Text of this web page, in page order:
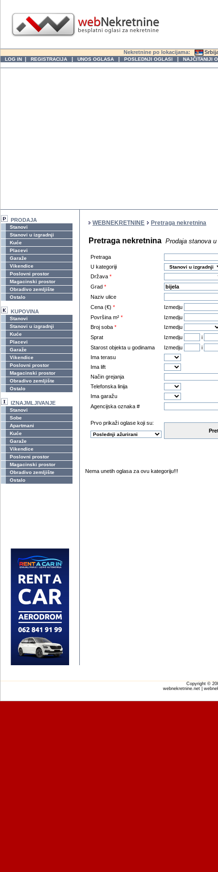
Nekretnine po lokacijama:
LOG IN | REGISTRACIJA | UNOS OGLASA | POSLEDNJI OGLASI | NAJČITANIJI
PRODAJA
Stanovi
Stanovi u izgradnji
Kuće
Placevi
Garaže
Vikendice
Poslovni prostor
Magacinski prostor
Obradivo zemljište
Ostalo
KUPOVINA
Stanovi
Stanovi u izgradnji
Kuće
Placevi
Garaže
Vikendice
Poslovni prostor
Magacinski prostor
Obradivo zemljište
Ostalo
IZNAJMLJIVANJE
Stanovi
Sobe
Apartmani
Kuće
Garaže
Vikendice
Poslovni prostor
Magacinski prostor
Obradivo zemljište
Ostalo
WEBNEKRETNINE Pretraga nekretnina
Pretraga nekretnina Prodaja stanova
Pretraga
U kategoriji
Država *
Grad *
Naziv ulice
Cena (€) *
Izmedju
Površina m² *
Izmedju
Broj soba *
Izmedju
Sprat
Izmedju
i
Starost objekta u godinama
Izmedju
i
Ima terasu
Ima lift
Način grejanja
Telefonska linija
Ima garažu
Agencijska oznaka #
Prvo prikaži oglase koji su:
Nema unetih oglasa za ovu kategoriju!!!
Copyright ©
webnekretnine.net |